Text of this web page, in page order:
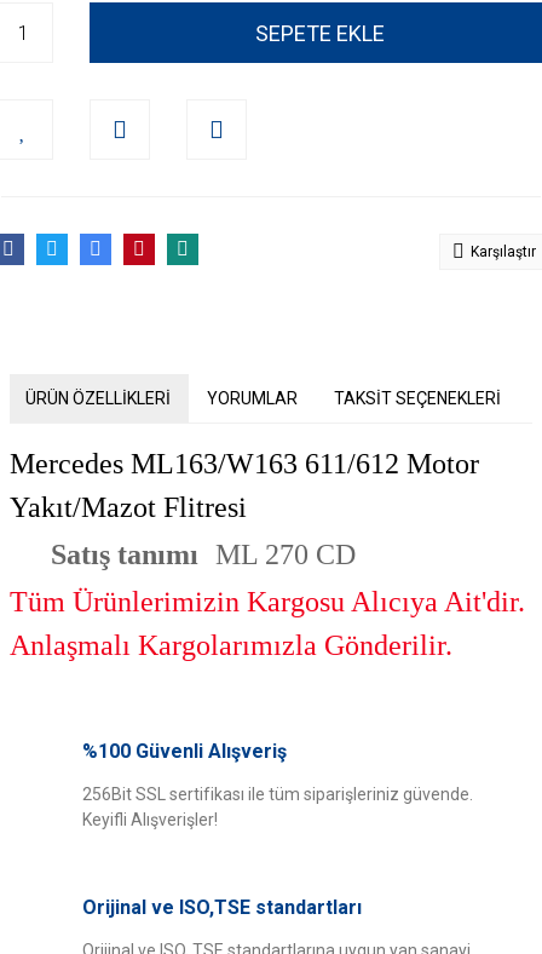
SEPETE EKLE
Karşılaştır
ÜRÜN ÖZELLİKLERİ YORUMLAR TAKSİT SEÇENEKLERİ
Mercedes ML163/W163 611/612 Motor
Yakıt/Mazot Flitresi
Satış tanımı
ML 270 CD
Tüm Ürünlerimizin Kargosu Alıcıya Ait'dir.
Anlaşmalı Kargolarımızla Gönderilir.
Bu ürüne ilk yorumu siz yapın!
yetersiz gördüğünüz noktaları öneri formunu kullanarak tarafımıza
iletebilirsiniz.
Görüş ve önerileriniz için teşekkür ederiz.
Ürün bilgilerinde hatalar bulunuyor.
Ürün fiyatı diğer sitelerden daha pahalı.
%100 Güvenli Alışveriş
256Bit SSL sertifikası ile tüm siparişleriniz güvende.
Keyifli Alışverişler!
Orijinal ve ISO,TSE standartları